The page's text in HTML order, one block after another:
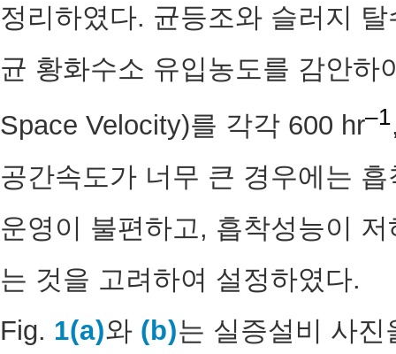
정리하였다. 균등조와 슬러지
균 황화수소 유입농도를 감안하
Space Velocity)를 각각 600 hr–1
공간속도가 너무 큰 경우에는
운영이 불편하고, 흡착성능이
는 것을 고려하여 설정하였다.
Fig. 1(a)와 (b)는 실증설비 사